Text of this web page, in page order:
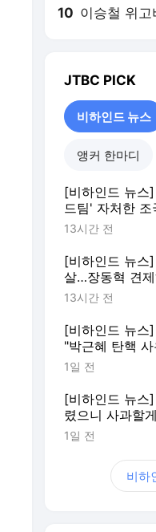
10 이승철 위
JTBC PICK
비하인드 뉴스
앵커 한마디
[비하인드 뉴스
드팀' 자처한 조
책임 물어야"
13시간 전
[비하인드 뉴스]
살…장동혁 견
과미래' 자멸하나
13시간 전
[비하인드 뉴스
"박근혜 탄핵 사
사람 많아" 박 어
1일 전
[비하인드 뉴스
렸으니 사과할
희, 논란에 다시
1일 전
비하